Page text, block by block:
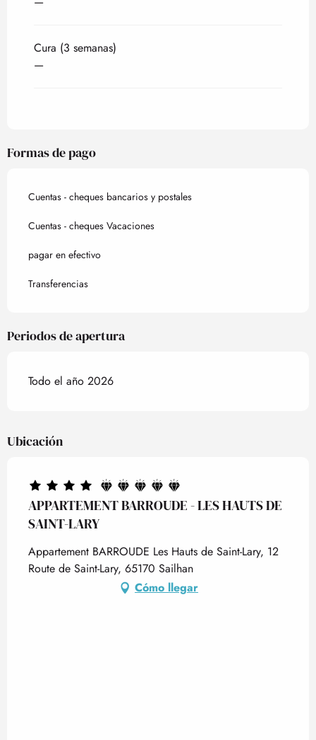
Cura (3 semanas)
—
Formas de pago
Cuentas - cheques bancarios y postales
Cuentas - cheques Vacaciones
pagar en efectivo
Transferencias
Periodos de apertura
Todo el año 2026
Ubicación
APPARTEMENT BARROUDE - LES HAUTS DE
SAINT-LARY
Appartement BARROUDE Les Hauts de Saint-Lary, 12
Route de Saint-Lary, 65170 Sailhan
Cómo llegar